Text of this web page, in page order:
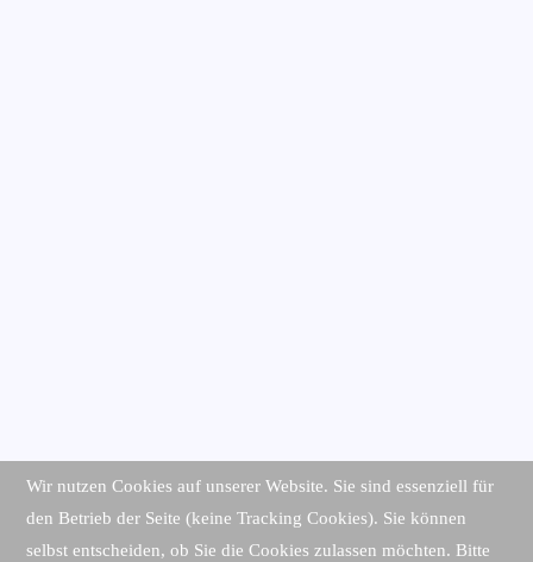
Wir nutzen Cookies auf unserer Website. Sie sind essenziell für
den Betrieb der Seite (keine Tracking Cookies). Sie können
selbst entscheiden, ob Sie die Cookies zulassen möchten. Bitte